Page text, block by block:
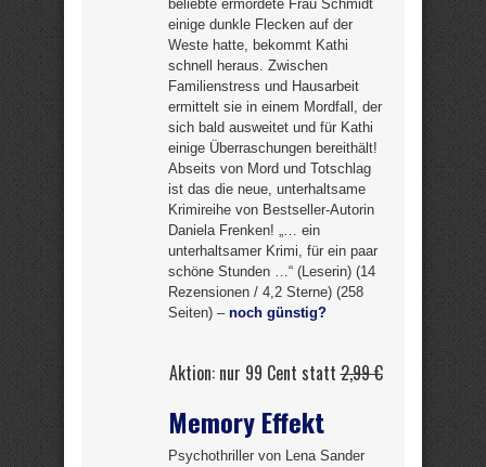
beliebte ermordete Frau Schmidt
einige dunkle Flecken auf der
Weste hatte, bekommt Kathi
schnell heraus. Zwischen
Familienstress und Hausarbeit
ermittelt sie in einem Mordfall, der
sich bald ausweitet und für Kathi
einige Überraschungen bereithält!
Abseits von Mord und Totschlag
ist das die neue, unterhaltsame
Krimireihe von Bestseller-Autorin
Daniela Frenken! „… ein
unterhaltsamer Krimi, für ein paar
schöne Stunden …“ (Leserin) (14
Rezensionen / 4,2 Sterne) (258
Seiten) – noch günstig?
Aktion: nur 99 Cent statt2,99 €
Memory Effekt
Psychothriller von Lena Sander